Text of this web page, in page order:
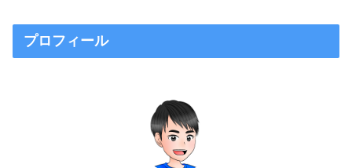
プロフィール